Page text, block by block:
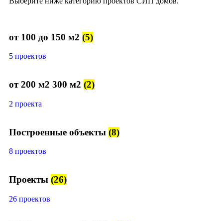
от 100 до 150 м2 (5)
5 проектов
от 200 м2 300 м2 (2)
2 проекта
Построенные объекты (8)
8 проектов
Проекты (26)
26 проектов